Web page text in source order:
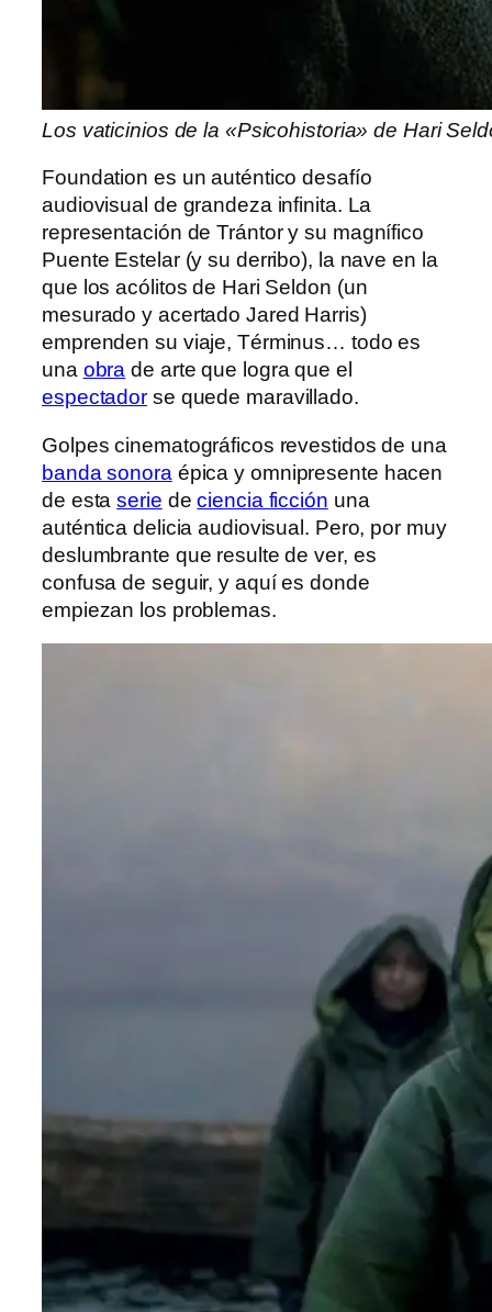
Los vaticinios de la «Psicohistoria» de Hari
Foundation es un auténtico desafío
audiovisual de grandeza infinita. La
representación de Trántor y su magnífico
Puente Estelar (y su derribo), la nave en la
que los acólitos de Hari Seldon (un
mesurado y acertado Jared Harris)
emprenden su viaje, Términus… todo es
una obra de arte que logra que el
espectador se quede maravillado.
Golpes cinematográficos revestidos de una
banda sonora épica y omnipresente hacen
de estaserie deciencia ficción una
auténtica delicia audiovisual. Pero, por muy
deslumbrante que resulte de ver, es
confusa de seguir, y aquí es donde
empiezan los problemas.